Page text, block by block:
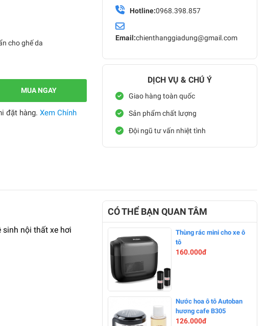
cho ghế da
MUA NGAY
đặt hàng.Xem Chính
Hotline:0968.398.857
Email:chienthanggiadung@gmail.com
DỊCH VỤ & CHÚ Ý
Giao hàng toàn quốc
Sản phẩm chất lượng
Đội ngũ tư vấn nhiệt tình
sinh nội thất xe hơi
CÓ THỂ BẠN QUAN TÂM
-0%
Thùng rác mini cho xe ô
tô
160.000đ
Nước hoa ô tô Autoban
hương cafe B305
126.000đ